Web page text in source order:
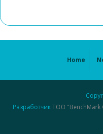
Home
РазработчикТОО "BenchMark